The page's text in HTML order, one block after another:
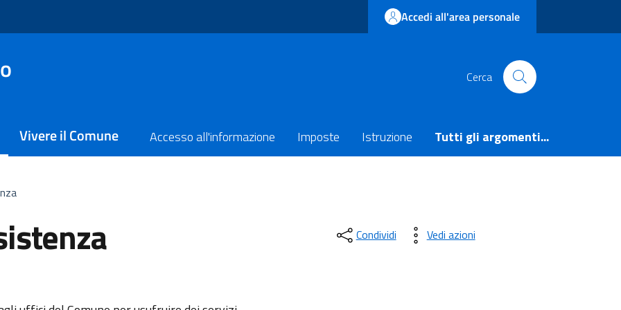
Accedi all'area personale
Cerca
Vivere il Comune Accesso all'informazione Imposte Istruzione Tutti gli argomenti...
Condividi Vedi azioni